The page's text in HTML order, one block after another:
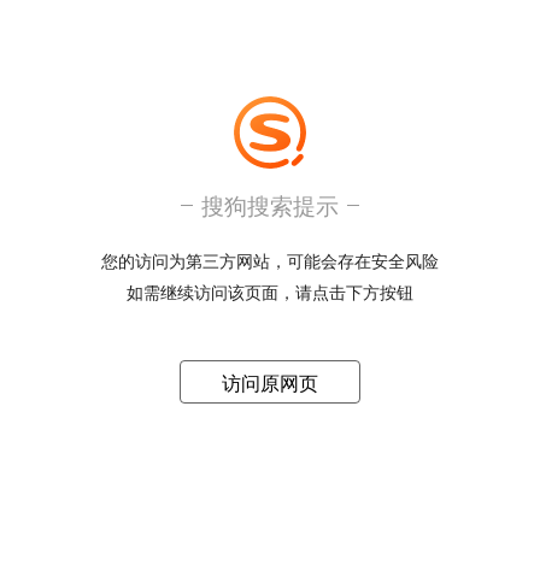
搜狗搜索提示
您的访问为第三方网站，可能会存在安全风险
如需继续访问该页面，请点击下方按钮
访问原网页